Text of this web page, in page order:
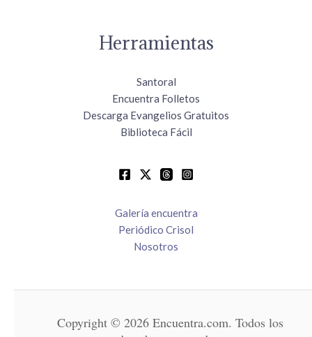
Herramientas
Santoral
Encuentra Folletos
Descarga Evangelios Gratuitos
Biblioteca Fácil
Galería encuentra
Periódico Crisol
Nosotros
Copyright © 2026 Encuentra.com. Todos los